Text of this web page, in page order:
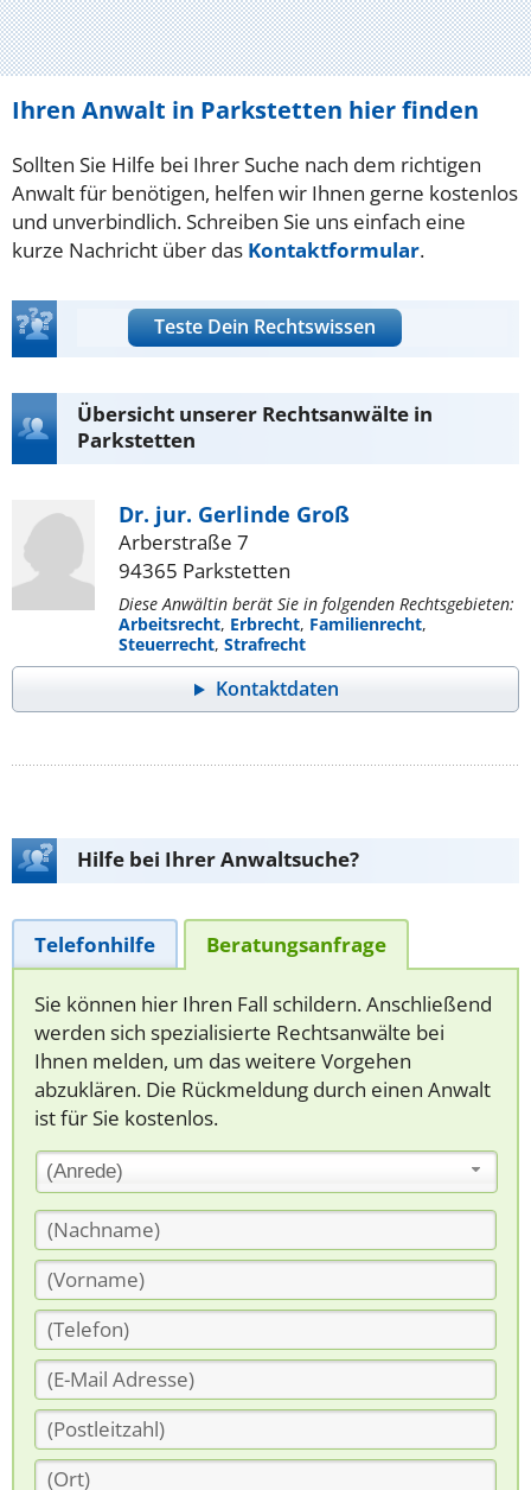
Ihren Anwalt in Parkstetten hier finden
Sollten Sie Hilfe bei Ihrer Suche nach dem richtigen
Anwalt für benötigen, helfen wir Ihnen gerne kostenlos
und unverbindlich. Schreiben Sie uns einfach eine
kurze Nachricht über das Kontaktformular.
Teste Dein Rechtswissen
Übersicht unserer Rechtsanwälte in
Parkstetten
Dr. jur. Gerlinde Groß
Arberstraße 7
94365 Parkstetten
Diese Anwältin berät Sie in folgenden Rechtsgebieten:
Arbeitsrecht, Erbrecht, Familienrecht,
Steuerrecht, Strafrecht
Kontaktdaten
Hilfe bei Ihrer Anwaltsuche?
Telefonhilfe Beratungsanfrage
Sie können hier Ihren Fall schildern. Anschließend
werden sich spezialisierte Rechtsanwälte bei
Ihnen melden, um das weitere Vorgehen
abzuklären. Die Rückmeldung durch einen Anwalt
ist für Sie kostenlos.
(Anrede)